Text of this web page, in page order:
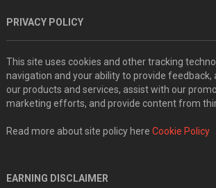
PRIVACY POLICY
This site uses cookies and other tracking
navigation and your ability to provide feedback,
our products and services, assist with our
marketing efforts, and provide content from
Read more about site policy here Cookie Policy
EARNING DISCLAIMER